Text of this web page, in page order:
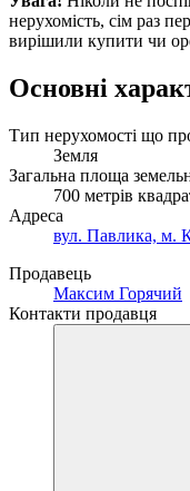
нерухомість, сім раз
вирішили купити чи
Основні
Тип нерухомості що
Земля
Загальна площа
700 метрів
Адреса
вул. Павлика, м.
Продавець
Максим Горячий
Контакти продавця